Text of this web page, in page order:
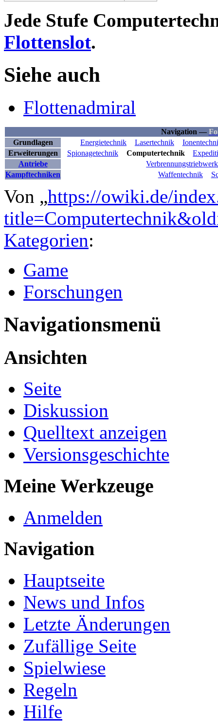
Jede Stufe
Flottenslot.
Siehe auch
Flottenadmiral
Navigation —
Grundlagen
Energietechnik Lasertechnik
Erweiterungen
Spionagetechnik Computertechnik
Antriebe
Verbrennungstriebwerk
Kampftechniken
Waffentechnik
Von „https://owiki.de/
Kategorien:
Game
Forschungen
Navigationsmenü
Ansichten
Seite
Diskussion
Quelltext anzeigen
Versionsgeschichte
Meine Werkzeuge
Anmelden
Navigation
Hauptseite
News und Infos
Letzte Änderungen
Zufällige Seite
Spielwiese
Regeln
Hilfe